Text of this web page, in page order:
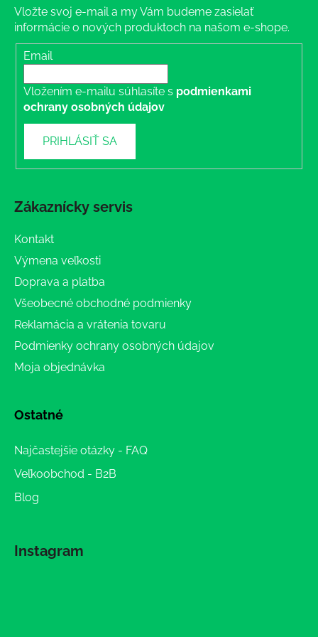
Vložte svoj e-mail a my Vám budeme zasielať
informácie o nových produktoch na našom e-shope.
Email
Vložením e-mailu súhlasíte s podmienkami
ochrany osobných údajov
PRIHLÁSIŤ SA
Zákaznícky servis
Kontakt
Výmena veľkosti
Doprava a platba
Všeobecné obchodné podmienky
Reklamácia a vrátenia tovaru
Podmienky ochrany osobných údajov
Moja objednávka
Ostatné
Najčastejšie otázky - FAQ
Veľkoobchod - B2B
Blog
Instagram